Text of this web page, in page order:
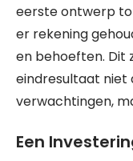
eerste ontwerp
er rekening
en behoeften. Dit
eindresultaat niet
verwachtingen,
Een